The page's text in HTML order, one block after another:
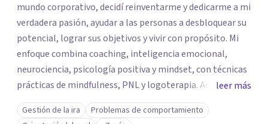
mundo corporativo, decidí reinventarme y dedicarme a mi
verdadera pasión, ayudar a las personas a desbloquear su
potencial, lograr sus objetivos y vivir con propósito. Mi
enfoque combina coaching, inteligencia emocional,
neurociencia, psicología positiva y mindset, con técnicas
prácticas de mindfulness, PNL y logoterapia. Acompaño a
personas en procesos de cambio personal y emocional
para reconectar con su propósito vital, elevar su
leer más
Gestión de la ira
Problemas de comportamiento